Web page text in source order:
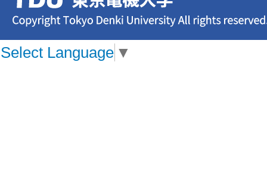
Select Language ▼